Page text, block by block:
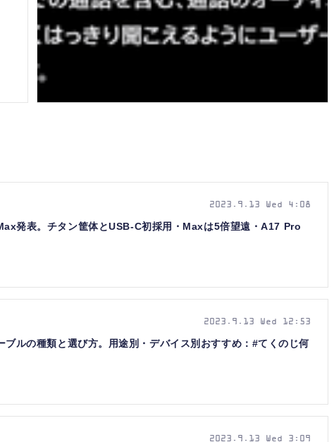
発表。チタン筐体とUSB-C初採用・Maxは5倍望遠・A17 Pro
2023.9.13 Wed 4:08
ルの種類と選び方。用途別・デバイス別おすすめ：#てくのじ何
2023.9.13 Wed 12:53
2023.9.13 Wed 3:09